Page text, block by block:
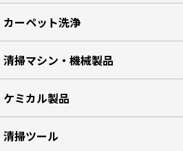
カーペット洗浄
清掃マシン・機械製品
ケミカル製品
清掃ツール